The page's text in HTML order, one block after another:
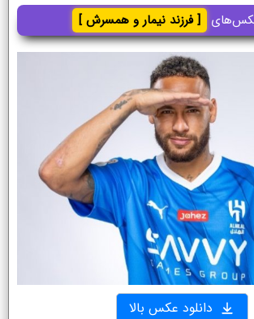
[ فرزند نیمار و همسرش ]
دانلود عکس بالا